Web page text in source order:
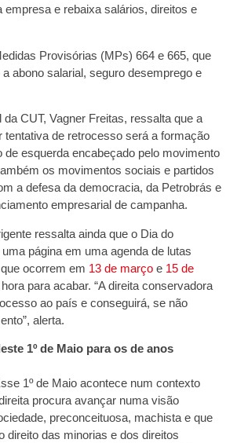
empresa e rebaixa salários, direitos e
Provisórias (MPs) 664 e 665, que
abono salarial, seguro desemprego e
da CUT, Vagner Freitas, ressalta que a
tentativa de retrocesso será a formação
de esquerda encabeçado pelo movimento
os movimentos sociais e partidos
a defesa da democracia, da Petrobrás e
empresarial de campanha.
ressalta ainda que o Dia do
página em uma agenda de lutas
ocorrem em 13 de março e 15 de
para acabar. “A direita conservadora
ao país e conseguirá, se não
alerta.
1º de Maio para os de anos
1º de Maio acontece num contexto
procura avançar numa visão
preconceituosa, machista e que
direito das minorias e dos direitos